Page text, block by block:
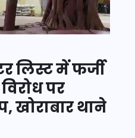
लिस्ट में फर्जी
पर
खोराबार थाने